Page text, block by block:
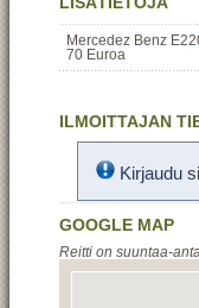
Mercedez Benz
70 Euroa
ILMOITTAJAN
Kirjaudu
GOOGLE MAP
Reitti on suuntaa-